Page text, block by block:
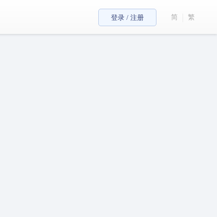
登录 / 注册 简 繁